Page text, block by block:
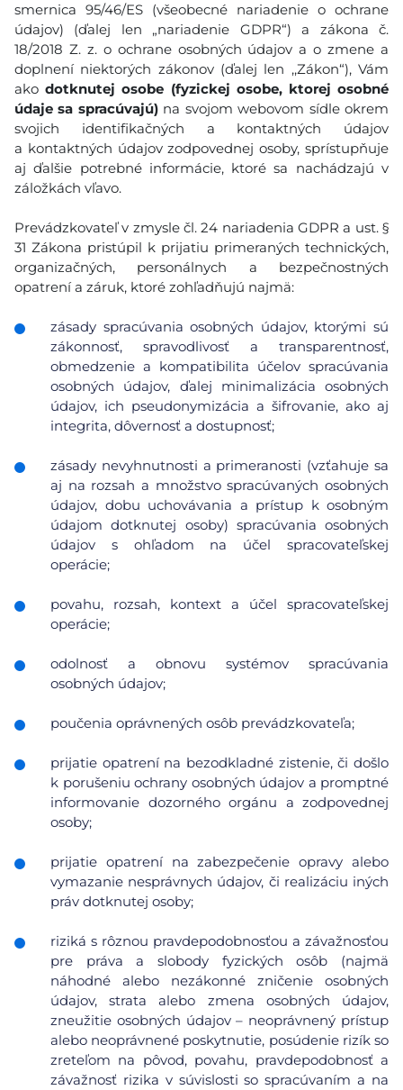
smernica 95/46/ES (všeobecné nariadenie o ochrane
údajov) (ďalej len „nariadenie GDPR“) a zákona č.
18/2018 Z. z. o ochrane osobných údajov a o zmene a
doplnení niektorých zákonov (ďalej len ,,Zákon“), Vám
akodotknutej osobe (fyzickej osobe, ktorej osobné
údaje sa spracúvajú)na svojom webovom sídle okrem
svojich identifikačných a kontaktných údajov
a kontaktných údajov zodpovednej osoby, sprístupňuje
aj ďalšie potrebné informácie, ktoré sa nachádzajú v
záložkách vľavo.
Prevádzkovateľ v zmysle čl. 24 nariadenia GDPR a ust. §
31 Zákona pristúpil k prijatiu primeraných technických,
organizačných, personálnych a bezpečnostných
opatrení a záruk, ktoré zohľadňujú najmä:
zásady spracúvania osobných údajov, ktorými sú
zákonnosť, spravodlivosť a transparentnosť,
obmedzenie a kompatibilita účelov spracúvania
osobných údajov, ďalej minimalizácia osobných
údajov, ich pseudonymizácia a šifrovanie, ako aj
integrita, dôvernosť a dostupnosť;
zásady nevyhnutnosti a primeranosti (vzťahuje sa
aj na rozsah a množstvo spracúvaných osobných
údajov, dobu uchovávania a prístup k osobným
údajom dotknutej osoby) spracúvania osobných
údajov s ohľadom na účel spracovateľskej
operácie;
povahu, rozsah, kontext a účel spracovateľskej
operácie;
odolnosť a obnovu systémov spracúvania
osobných údajov;
poučenia oprávnených osôb prevádzkovateľa;
prijatie opatrení na bezodkladné zistenie, či došlo
k porušeniu ochrany osobných údajov a promptné
informovanie dozorného orgánu a zodpovednej
osoby;
prijatie opatrení na zabezpečenie opravy alebo
vymazanie nesprávnych údajov, či realizáciu iných
práv dotknutej osoby;
riziká s rôznou pravdepodobnosťou a závažnosťou
pre práva a slobody fyzických osôb (najmä
náhodné alebo nezákonné zničenie osobných
údajov, strata alebo zmena osobných údajov,
zneužitie osobných údajov – neoprávnený prístup
alebo neoprávnené poskytnutie, posúdenie rizík so
zreteľom na pôvod, povahu, pravdepodobnosť a
závažnosť rizika v súvislosti so spracúvaním a na